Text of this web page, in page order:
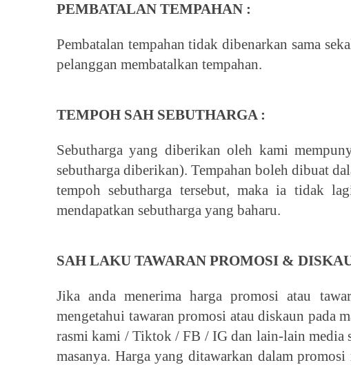
PEMBATALAN TEMPAHAN :
Pembatalan tempahan tidak dibenarkan sama
pelanggan membatalkan tempahan.
TEMPOH SAH SEBUTHARGA :
Sebutharga yang diberikan oleh kami
sebutharga diberikan). Tempahan boleh dibuat
tempoh sebutharga tersebut, maka ia tidak
mendapatkan sebutharga yang baharu.
SAH LAKU TAWARAN PROMOSI &
Jika anda menerima harga promosi atau
mengetahui tawaran promosi atau diskaun pada
rasmi kami / Tiktok / FB / IG dan lain-lain media
masanya. Harga yang ditawarkan dalam